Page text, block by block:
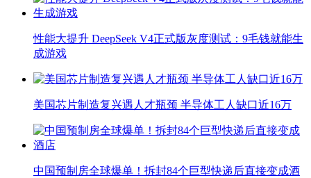
性能大提升 DeepSeek V4正式版灰度测试：9毛钱就能生
成游戏
美国芯片制造复兴遇人才瓶颈 半导体工人缺口近16万
中国预制房全球爆单！拆封84个巨型快递后直接变成酒